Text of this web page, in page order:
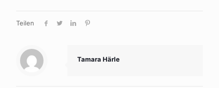
Teilen
Tamara Härle